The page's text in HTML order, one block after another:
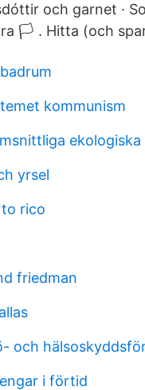
och garnet ·
🏳️‍ . Hitta (och
kommunism
yrsel
rico
friedman
och
i förtid